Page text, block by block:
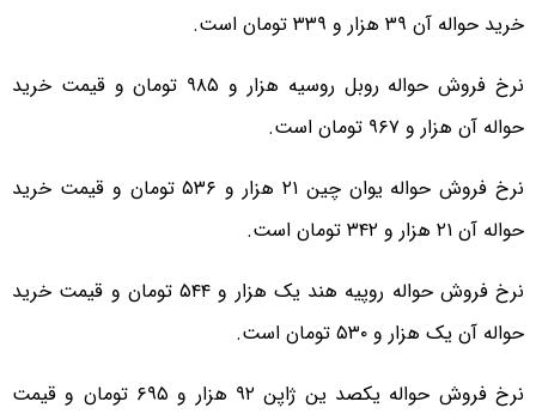
خرید حواله آن ۳۹ هزار و ۳۳۹ تومان است.
نرخ فروش حواله روبل روسیه هزار و ۹۸۵ تومان و قیمت خرید
حواله آن هزار و ۹۶۷ تومان است.
نرخ فروش حواله یوان چین ۲۱ هزار و ۵۳۶ تومان و قیمت خرید
حواله آن ۲۱ هزار و ۳۴۲ تومان است.
نرخ فروش حواله روپیه هند یک هزار و ۵۴۴ تومان و قیمت خرید
حواله آن یک هزار و ۵۳۰ تومان است.
نرخ فروش حواله یکصد ین ژاپن ۹۲ هزار و ۶۹۵ تومان و قیمت